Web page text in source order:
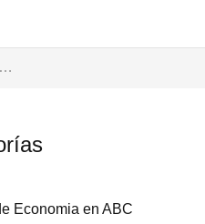
Economia en ABC